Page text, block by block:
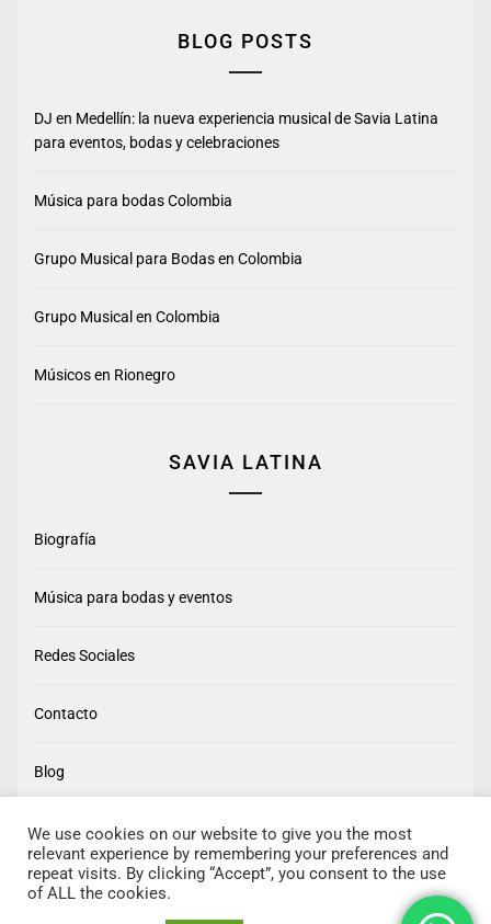
BLOG POSTS
DJ en Medellín: la nueva experiencia musical de Savia Latina
para eventos, bodas y celebraciones
Música para bodas Colombia
Grupo Musical para Bodas en Colombia
Grupo Musical en Colombia
Músicos en Rionegro
SAVIA LATINA
Biografía
Música para bodas y eventos
Redes Sociales
Contacto
Blog
We use cookies on our website to give you the most
relevant experience by remembering your preferences and
repeat visits. By clicking “Accept”, you consent to the use
of ALL the cookies.